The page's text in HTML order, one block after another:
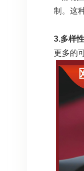
制。这
3.多样性
更多的